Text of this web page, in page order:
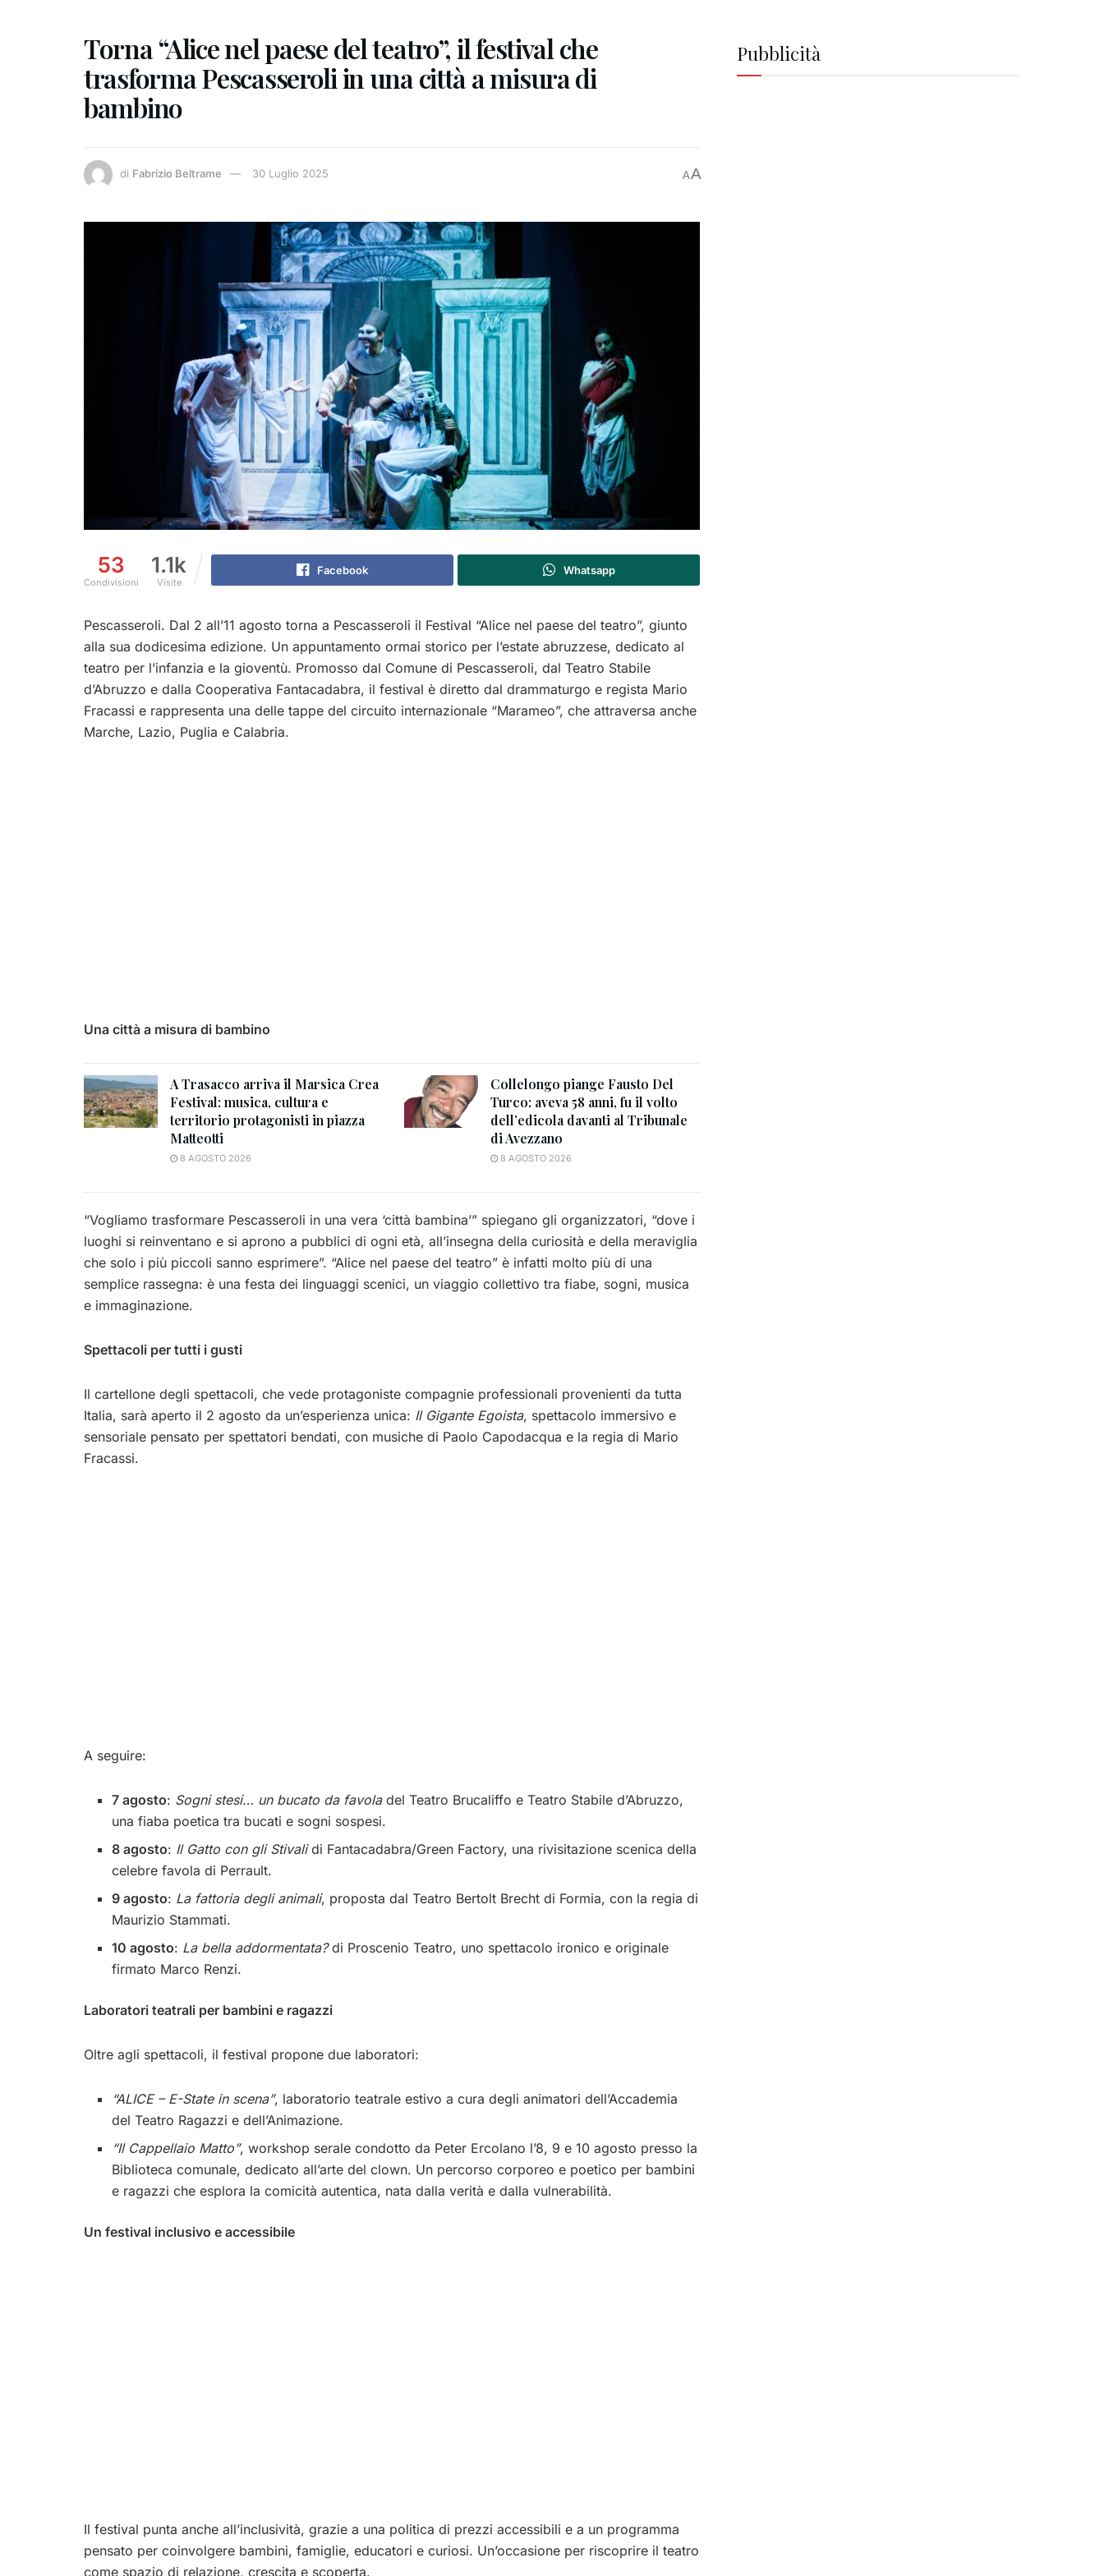
Torna “Alice nel paese del teatro”, il festival che
trasforma Pescasseroli in una città a misura di
bambino
di Fabrizio Beltrame 30 Luglio 2025 AA
53
Condivisioni
1.1k
Visite
Facebook Whatsapp
Pescasseroli. Dal 2 all’11 agosto torna a Pescasseroli il Festival “Alice nel paese del teatro”, giunto
alla sua dodicesima edizione. Un appuntamento ormai storico per l’estate abruzzese, dedicato al
teatro per l’infanzia e la gioventù. Promosso dal Comune di Pescasseroli, dal Teatro Stabile
d’Abruzzo e dalla Cooperativa Fantacadabra, il festival è diretto dal drammaturgo e regista Mario
Fracassi e rappresenta una delle tappe del circuito internazionale “Marameo”, che attraversa anche
Marche, Lazio, Puglia e Calabria.
Una città a misura di bambino
A Trasacco arriva il Marsica Crea
Festival: musica, cultura e
territorio protagonisti in piazza
Matteotti
8 AGOSTO 2026
Collelongo piange Fausto Del
Turco: aveva 58 anni, fu il volto
dell’edicola davanti al Tribunale
di Avezzano
8 AGOSTO 2026
“Vogliamo trasformare Pescasseroli in una vera ‘città bambina’” spiegano gli organizzatori, “dove i
luoghi si reinventano e si aprono a pubblici di ogni età, all’insegna della curiosità e della meraviglia
che solo i più piccoli sanno esprimere”. “Alice nel paese del teatro” è infatti molto più di una
semplice rassegna: è una festa dei linguaggi scenici, un viaggio collettivo tra fiabe, sogni, musica
e immaginazione.
Spettacoli per tutti i gusti
Il cartellone degli spettacoli, che vede protagoniste compagnie professionali provenienti da tutta
Italia, sarà aperto il 2 agosto da un’esperienza unica: Il Gigante Egoista, spettacolo immersivo e
sensoriale pensato per spettatori bendati, con musiche di Paolo Capodacqua e la regia di Mario
Fracassi.
A seguire:
7 agosto: Sogni stesi… un bucato da favoladel Teatro Brucaliffo e Teatro Stabile d’Abruzzo,
una fiaba poetica tra bucati e sogni sospesi.
8 agosto: Il Gatto con gli Stivalidi Fantacadabra/Green Factory, una rivisitazione scenica della
celebre favola di Perrault.
9 agosto: La fattoria degli animali, proposta dal Teatro Bertolt Brecht di Formia, con la regia di
Maurizio Stammati.
10 agosto: La bella addormentata?di Proscenio Teatro, uno spettacolo ironico e originale
firmato Marco Renzi.
Laboratori teatrali per bambini e ragazzi
Oltre agli spettacoli, il festival propone due laboratori:
“ALICE – E-State in scena”, laboratorio teatrale estivo a cura degli animatori dell’Accademia
del Teatro Ragazzi e dell’Animazione.
“Il Cappellaio Matto”, workshop serale condotto da Peter Ercolano l’8, 9 e 10 agosto presso la
Biblioteca comunale, dedicato all’arte del clown. Un percorso corporeo e poetico per bambini
e ragazzi che esplora la comicità autentica, nata dalla verità e dalla vulnerabilità.
Un festival inclusivo e accessibile
Il festival punta anche all’inclusività, grazie a una politica di prezzi accessibili e a un programma
pensato per coinvolgere bambini, famiglie, educatori e curiosi. Un’occasione per riscoprire il teatro
come spazio di relazione, crescita e scoperta.
Pubblicità